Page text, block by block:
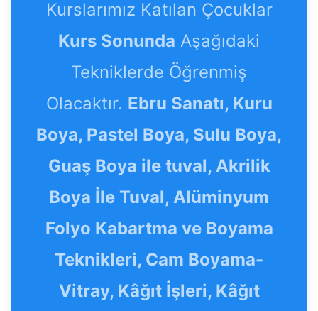
Kurslarımız Katılan Çocuklar
Kurs Sonunda Aşağıdaki
Tekniklerde Öğrenmiş
Olacaktır. Ebru Sanatı, Kuru
Boya, Pastel Boya, Sulu Boya,
Guaş Boya ile tuval, Akrilik
Boya İle Tuval, Alüminyum
Folyo Kabartma ve Boyama
Teknikleri, Cam Boyama-
Vitray, Kâğıt İşleri, Kâğıt